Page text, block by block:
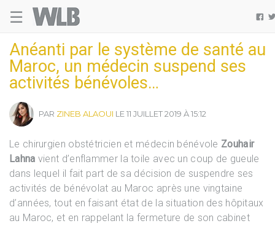
☰ 
Anéanti par le système de santé au
Maroc, un médecin suspend ses
activités bénévoles…
PAR ZINEB ALAOUI LE 11 JUILLET 2019 À 15:12
Le chirurgien obstétricien et médecin bénévole Zouhair
Lahna vient d’enflammer la toile avec un coup de gueule
dans lequel il fait part de sa décision de suspendre ses
activités de bénévolat au Maroc après une vingtaine
d’années, tout en faisant état de la situation des hôpitaux
au Maroc, et en rappelant la fermeture de son cabinet